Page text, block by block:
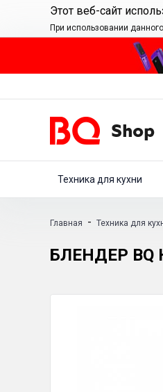
Этот веб-сайт
При использовании
Техника для кухни
Главная - Техника для
БЛЕНДЕР BQ